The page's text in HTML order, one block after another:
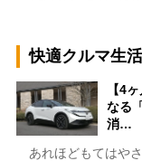
快適クルマ生
【4
なる
消…
あれほどもてはやさ